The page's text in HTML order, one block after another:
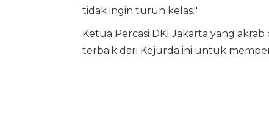
tidak ingin turun kelas."
Ketua Percasi DKI Jakarta yang
terbaik dari Kejurda ini untuk